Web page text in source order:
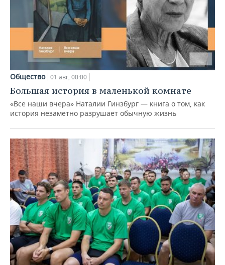
Общество 01 авг, 00:00
Большая история в маленькой комнате
«Все наши вчера» Наталии Гинзбург — книга о том, как
история незаметно разрушает обычную жизнь